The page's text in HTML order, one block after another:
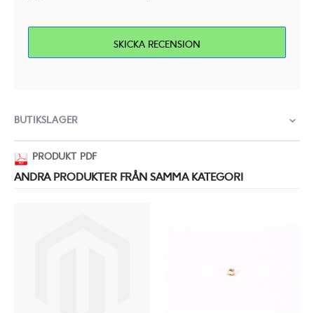
SKICKA RECENSION
BUTIKSLAGER
PRODUKT PDF
ANDRA PRODUKTER FRÅN SAMMA KATEGORI